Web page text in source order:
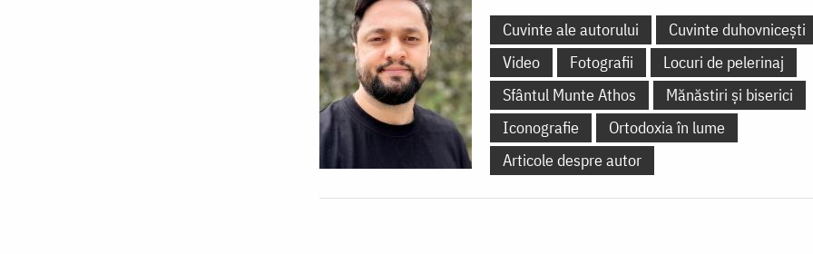
Cuvinte ale autorului Cuvinte duhovnicești
Video
Fotografii
Locuri de pelerinaj
Sfântul Munte Athos
Mănăstiri și biserici
Iconografie
Ortodoxia în lume
Articole despre autor